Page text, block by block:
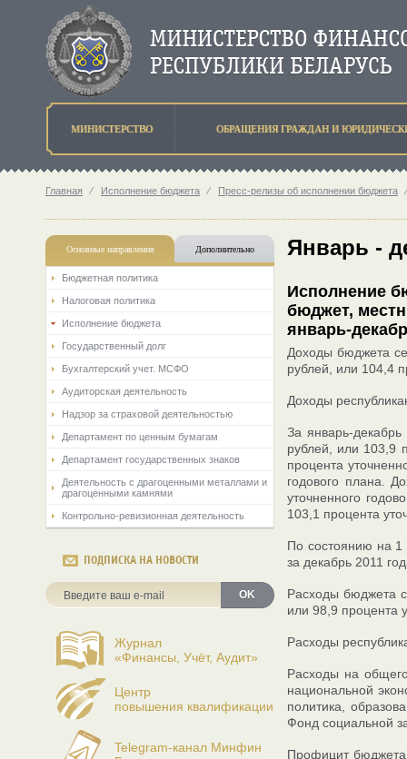
МИНИСТЕРСТВО ОБРАЩЕНИЯ ГРАЖДАН И
Главная ⁄ Исполнение бюджета ⁄ Пресс-релизы об исполнении бюджета ⁄
Основные направления Дополнительно
Бюджетная политика
Налоговая политика
Исполнение бюджета
Государственный долг
Бухгалтерский учет. МСФО
Аудиторская деятельность
Надзор за страховой деятельностью
Департамент по ценным бумагам
Департамент государственных знаков
Деятельность с драгоценными металлами и
драгоценными камнями
Контрольно-ревизионная деятельность
ПОДПИСКА НА НОВОСТИ
OK
Журнал
«Финансы, Учёт, Аудит»
Центр
повышения квалификации
Telegram-канал Минфин
Январь -
Исполнение
бюджет,
январь-
Доходы бюджета
рублей, или 104,4
Доходы
За январь-
рублей, или 103,9
процента
годового плана.
уточненного
103,1 процента
По состоянию на 1
за декабрь 2011
Расходы бюджета
или 98,9 процента
Расходы
Расходы на
национальной
политика,
Фонд социальной
Профицит бюджета